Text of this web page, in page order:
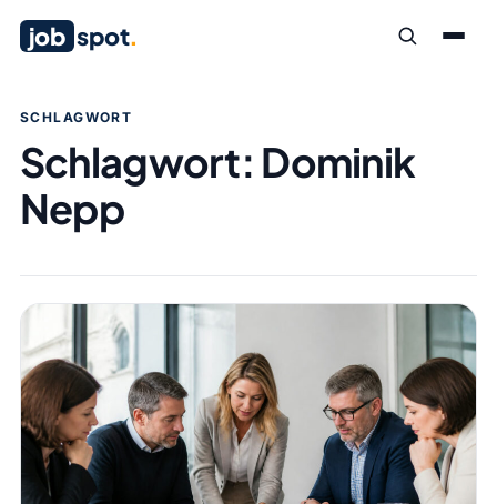
job spot.
SCHLAGWORT
Schlagwort: Dominik
Nepp